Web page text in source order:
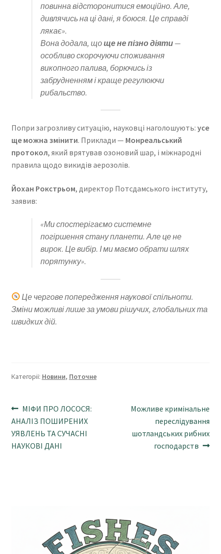
повинна відсторонитися емоційно. Але,
дивлячись на ці дані, я боюся. Це справді
лякає».
Вона додала, щоще не пізно діяти—
особливо скорочуючи споживання
викопного палива, борючись із
забрудненням і краще регулюючи
рибальство.
Попри загрозливу ситуацію, науковці наголошують: усе
ще можна змінити. Приклади — Монреальський
протокол, який врятував озоновий шар, і міжнародні
правила щодо викидів аерозолів.
Йохан Рокстрьом, директор Потсдамського інституту,
заявив:
«Ми спостерігаємо системне
погіршення стану планети. Але це не
вирок. Це вибір. І ми маємо обрати шлях
порятунку».
Це чергове попередження наукової спільноти.
Зміни можливі лише за умови рішучих, глобальних та
швидких дій.
Категорії: Новини, Поточне
Навігація
записів
Попередні
записи:
МІФИ ПРО ЛОСОСЯ:
АНАЛІЗ ПОШИРЕНИХ
УЯВЛЕНЬ ТА СУЧАСНІ
НАУКОВІ ДАНІ
Наступні
записи:
Можливе кримінальне
переслідування
шотландських рибних
господарств